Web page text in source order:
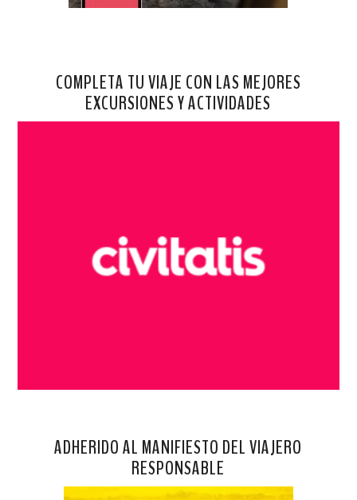
COMPLETA TU VIAJE CON LAS MEJORES
EXCURSIONES Y ACTIVIDADES
ADHERIDO AL MANIFIESTO DEL VIAJERO
RESPONSABLE